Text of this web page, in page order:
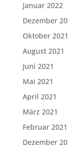
Januar 2022
Dezember
Oktober 2021
August 2021
Juni 2021
Mai 2021
April 2021
März 2021
Februar 2021
Dezember